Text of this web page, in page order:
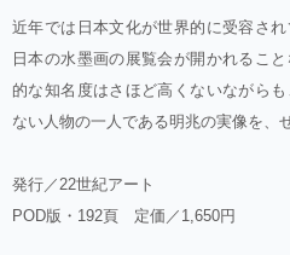
近年では日本文化が世界的に受容さ
日本の水墨画の展覧会が開かれるこ
的な知名度はさほど高くないながら
ない人物の一人である明兆の実像を、
発行／22世紀アート
POD版・192頁 定価／1,650円